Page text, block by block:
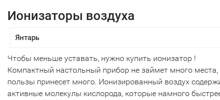
Ионизаторы воздуха
Янтарь
Чтобы меньше уставать, нужно купить ионизатор !
Компактный настольный прибор не займет много места,
пользы принесет много. Ионизированный воздух
активные молекулы кислорода, которые намного